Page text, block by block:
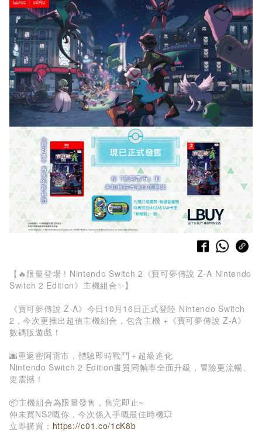
【🔥限量登場！Nintendo Switch 2《寶可夢傳說 Z-A Nintendo
Switch 2 Edition》主機組合✨】
《寶可夢傳說 Z-A》今日10月16日正式登陸 Nintendo Switch
2，今次更推出超值主機組合，包含主機 +《寶可夢傳說 Z-A》
數碼版遊戲！
🌆重返密阿雷市，體驗即時戰鬥＋超級進化
Nintendo Switch 2 Edition畫質同幀率全面升級，冒險更流暢、
更震撼！
📦主機組合為限量發售，售完即止~
仲未買NS2嘅你，今次係入手嘅最佳時機💥
立即購買： https://c01.co/1cK8b